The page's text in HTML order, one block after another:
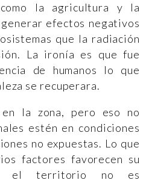
como la agricultura y la
efectos negativos
que la radiación
La ironía es que fue
de humanos lo que
se recuperara.
la zona, pero eso no
estén en condiciones
no expuestas. Lo que
factores favorecen su
el territorio no es